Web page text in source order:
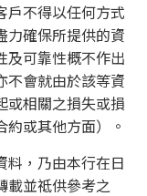
戶不得以任何方式
力確保所提供的資
及可靠性概不作出
不會就由於該等資
或相關之損失或損
約或其他方面）。
料，乃由本行在日
載並祗供參考之